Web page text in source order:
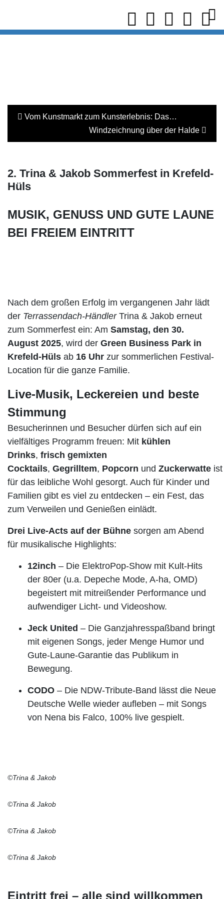
Vom Kunstmarkt zum Kunsterlebnis: Das…
Windzeichnung über der Halde
2. Trina & Jakob Sommerfest in Krefeld-
Hüls
MUSIK, GENUSS UND GUTE LAUNE
BEI FREIEM EINTRITT
Nach dem großen Erfolg im vergangenen Jahr lädt
der Terrassendach-HändlerTrina & Jakob erneut
zum Sommerfest ein: Am Samstag, den 30.
August 2025, wird der Green Business Park in
Krefeld-Hüls ab 16 Uhr zur sommerlichen Festival-
Location für die ganze Familie.
Live-Musik, Leckereien und beste
Stimmung
Besucherinnen und Besucher dürfen sich auf ein
vielfältiges Programm freuen: Mit kühlen
Drinks, frisch gemixten
Cocktails, Gegrilltem, Popcorn und Zuckerwatte ist
für das leibliche Wohl gesorgt. Auch für Kinder und
Familien gibt es viel zu entdecken – ein Fest, das
zum Verweilen und Genießen einlädt.
Drei Live-Acts auf der Bühne sorgen am Abend
für musikalische Highlights:
12inch – Die ElektroPop-Show mit Kult-Hits
der 80er (u.a. Depeche Mode, A-ha, OMD)
begeistert mit mitreißender Performance und
aufwendiger Licht- und Videoshow.
Jeck United – Die Ganzjahresspaßband bringt
mit eigenen Songs, jeder Menge Humor und
Gute-Laune-Garantie das Publikum in
Bewegung.
CODO – Die NDW-Tribute-Band lässt die Neue
Deutsche Welle wieder aufleben – mit Songs
von Nena bis Falco, 100% live gespielt.
©Trina & Jakob
©Trina & Jakob
©Trina & Jakob
©Trina & Jakob
Eintritt frei – alle sind willkommen